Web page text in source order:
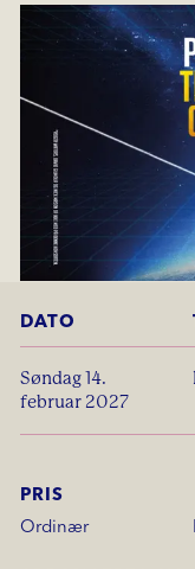
PRIS
Ordinær
DATO
søndag 14.
februar 2027